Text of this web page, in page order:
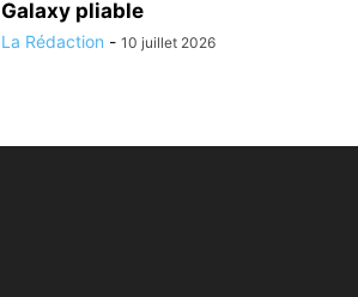
Galaxy pliable
La Rédaction - 10 juillet 2026